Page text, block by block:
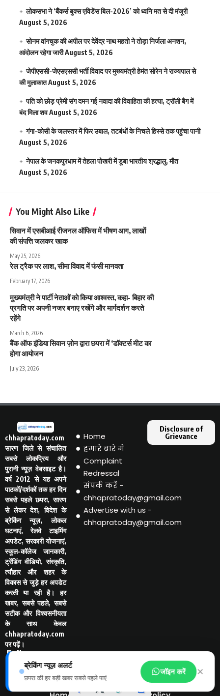
लोकसभा ने ‘बैंकर्स बुक्स एविडेंस बिल-2026’ को ध्वनि मत से दी मंजूरी
August 5, 2026
सोनम वांगचुक की अपील पर देवेंद्र नाथ महतो ने तोड़ा निर्जला अनशन,
आंदोलन रहेगा जारीAugust 5, 2026
जेपीएससी-जेएसएससी भर्ती विवाद पर मुख्यमंत्री हेमंत सोरेन ने राज्यपाल से
की मुलाकातAugust 5, 2026
पति को छोड़ प्रेमी संग दमन गई नवादा की विवाहिता की हत्या, ट्रॉली बैग में
बंद मिला शवAugust 5, 2026
गंगा-कोसी के जलस्तर में फिर उबाल, तटबंधों के निचले हिस्से तक पहुंचा पानी
August 5, 2026
नेपाल के जनकपुरधाम में तेहला पोखरी में डूबा भारतीय श्रद्धालु, मौत
August 5, 2026
You Might Also Like
सिवान में एसबीआई रीजनल ऑफिस में भीषण आग, लाखों
की संपत्ति जलकर खाक
May 25, 2026
रेल ट्रैक पर लाश, सीमा विवाद में फंसी मानवता
February 17, 2026
मुख्यमंत्री ने पार्टी नेताओं काे किया आश्वस्त, कहा- बिहार की
प्रगति पर अपनी नजर बनाए रखेंगे और मार्गदर्शन करते
रहेंगे
March 6, 2026
बैंक ऑफ इंडिया सिवान ज़ोन द्वारा छपरा में ‘डॉक्टर्स मीट का
होगा आयोजन
July 23, 2026
chhapratoday.com
सारण जिले से संचालित
सबसे लोकप्रिय और
पुरानी न्यूज़ वेबसाइट है।
वर्ष 2012 से यह अपने
पाठकों/दर्शकों तक हर दिन
सबसे पहले छपरा, सारण
से लेकर देश, विदेश के
ब्रेकिंग न्यूज़, लोकल
घटनाएं, रेलवे टाइमिंग
अपडेट, सरकारी योजनाएं,
स्कूल-कॉलेज जानकारी,
ट्रेंडिंग वीडियो, संस्कृति,
त्यौहार और शहर के
विकास से जुड़े हर अपडेट
करती या रही है। हर
खबर, सबसे पहले, सबसे
सटीक और विश्वसनीयता
के साथ केवल
chhapratoday.com
पर पढ़ें।
Follo
w Us
Home
हमारे बारे मे
Complaint
Redressal
संपर्क करें -
chhapratoday@gmail.com
Advertise with us -
chhapratoday@gmail.com
Disclosure of
Grievance
ब्रेकिंग न्यूज़ अलर्ट
छपरा की हर बड़ी खबर सबसे पहले पाएं
जॉइन करें ✕